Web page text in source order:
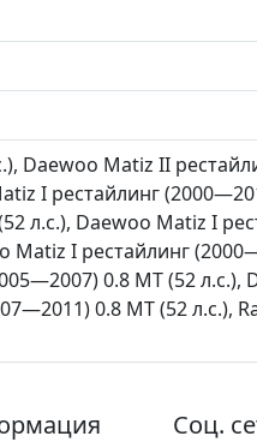
Daewoo Matiz II
I рестайлинг
л.с.), Daewoo Matiz I
Matiz I рестайлинг
0.8 MT (52 л.с.),
0.8 MT (52 л.с.),
Соц.